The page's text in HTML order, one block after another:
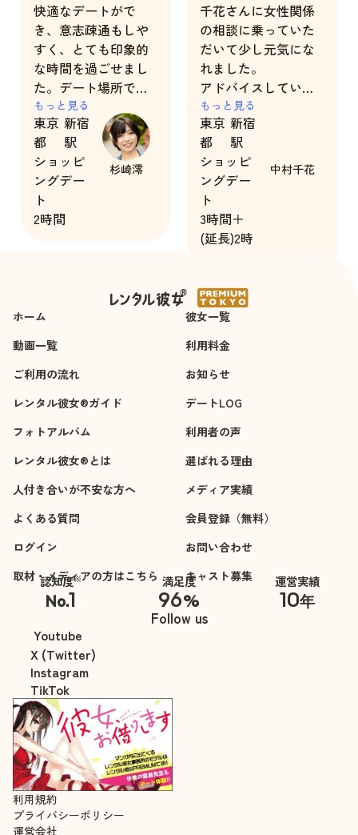
快適なデートがで
き、意志疎通もしや
すく、とても印象的
な時間を過ごせまし
た。デート場所での
楽しみ方も１人で行
く場合よりもかなり
楽しめたので、安心
できるお相手でし
た。会話の内容も初
対面ならではの内容
でしっかり関係を構
もっと見る
東京
都
新宿
駅
ショッピ
ングデー
ト
2時間
杉崎澪
千花さんに女性関係
の相談に乗っていた
だいて少し元気にな
れました。
アドバイスしていた
だいたことに挑戦し
てみます。
一歩踏み出す勇気が
得られました。
がんばります。あり
がとうございまし
た。
もっと見る
東京
都
新宿
駅
ショッピ
ングデー
ト
3時間＋
(延長)2時
中村千花
ホーム
彼女一覧
動画一覧
利用料金
ご利用の流れ
お知らせ
レンタル彼女®ガイド
デートLOG
フォトアルバム
利用者の声
レンタル彼女®とは
選ばれる理由
人付き合いが不安な方へ
メディア実績
よくある質問
会員登録（無料）
ログイン
お問い合わせ
取材・メディアの方はこちら
キャスト募集
認知度※
No.1
※自社調べ
満足度
96%
運営実績
10年
Follow us
Youtube
X (Twitter)
Instagram
TikTok
利用規約
プライバシーポリシー
運営会社